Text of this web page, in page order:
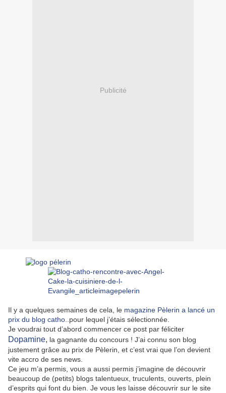
Publicité
Il y a quelques semaines de cela, le magazine Pèlerin a lancé un
prix du blog catho ..pour lequel j’étais sélectionnée.
Je voudrai tout d’abord commencer ce post par féliciter
Dopamine, la gagnante du concours ! J’ai connu son blog
justement grâce au prix de Pèlerin, et c’est vrai que l’on devient
vite accro de ses news.
Ce jeu m’a permis, vous a aussi permis j’imagine de découvrir
beaucoup de (petits) blogs talentueux, truculents, ouverts, plein
d’esprits qui font du bien. Je vous les laisse découvrir sur le site